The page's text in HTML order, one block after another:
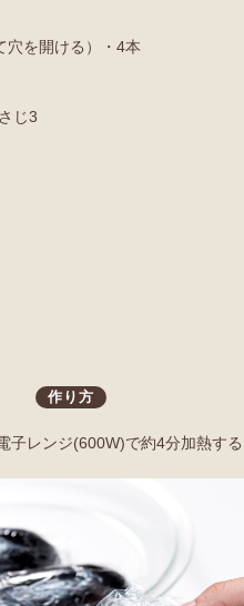
穴を開ける）・4本
じ3
作り方
子レンジ(600W)で約4分加熱す